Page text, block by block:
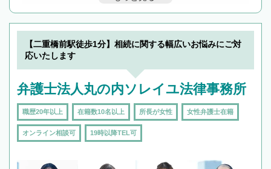
んで検索してみましょう。
19時以降TEL可の条件
を加えて再検索
【二重橋前駅徒歩1分】相続に関する幅広いお悩みにご対
応いたします
弁護士法人丸の内ソレイユ法律事務所
職歴20年以上 在籍数10名以上 所長が女性 女性弁護士在籍
オンライン相談可 19時以降TEL可